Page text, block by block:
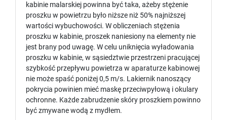
kabinie malarskiej powinna być taka, ażeby stężenie
proszku w powietrzu było niższe niż 50% najniższej
wartości wybuchowości. W obliczeniach stężenia
proszku w kabinie, proszek naniesiony na elementy nie
jest brany pod uwagę. W celu uniknięcia wyładowania
proszku w kabinie, w sąsiedztwie przestrzeni pracującej
szybkość przepływu powietrza w aparaturze kabinowej
nie może spaść poniżej 0,5 m/s. Lakiernik nanoszący
pokrycia powinien mieć maskę przeciwpyłową i okulary
ochronne. Każde zabrudzenie skóry proszkiem powinno
być zmywane wodą z mydłem.